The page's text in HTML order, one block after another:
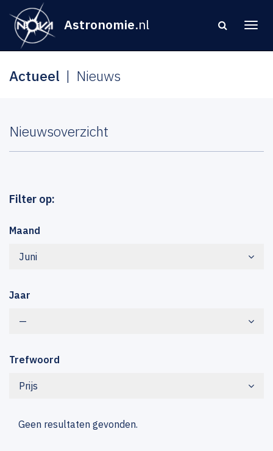
Astronomie.nl
Actueel Nieuws
Nieuwsoverzicht
Filter op:
Maand
Juni
Jaar
—
Trefwoord
Prijs
Geen resultaten gevonden.